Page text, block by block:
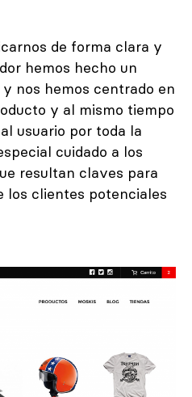
de forma clara y
hemos hecho un
nos hemos centrado en
y al mismo tiempo
usuario por toda la
cuidado a los
resultan claves para
los clientes potenciales